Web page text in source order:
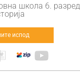
школа 6. разред
испод